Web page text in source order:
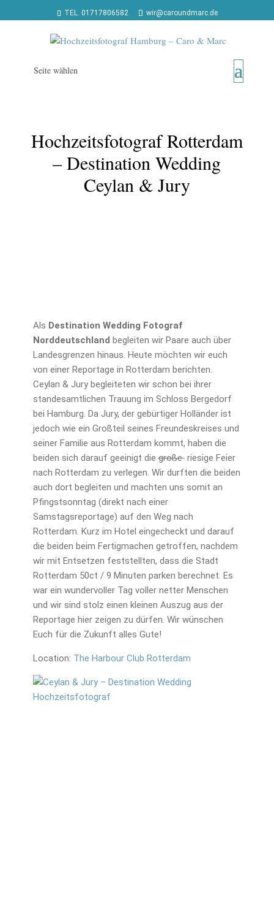
TEL. 01717806582 wir@caroundmarc.de
Seite wählen
Hochzeitsfotograf Rotterdam
– Destination Wedding
Ceylan & Jury
Als Destination Wedding Fotograf
Norddeutschland begleiten wir Paare auch über
Landesgrenzen hinaus. Heute möchten wir euch
von einer Reportage in Rotterdam berichten.
Ceylan & Jury begleiteten wir schon bei ihrer
standesamtlichen Trauung im Schloss Bergedorf
bei Hamburg. Da Jury, der gebürtiger Holländer ist
jedoch wie ein Großteil seines Freundeskreises und
seiner Familie aus Rotterdam kommt, haben die
beiden sich darauf geeinigt diegroßeriesige Feier
nach Rotterdam zu verlegen. Wir durften die beiden
auch dort begleiten und machten uns somit an
Pfingstsonntag (direkt nach einer
Samstagsreportage) auf den Weg nach
Rotterdam. Kurz im Hotel eingecheckt und darauf
die beiden beim Fertigmachen getroffen, nachdem
wir mit Entsetzen feststellten, dass die Stadt
Rotterdam 50ct / 9 Minuten parken berechnet. Es
war ein wundervoller Tag voller netter Menschen
und wir sind stolz einen kleinen Auszug aus der
Reportage hier zeigen zu dürfen. Wir wünschen
Euch für die Zukunft alles Gute!
Location: The Harbour Club Rotterdam